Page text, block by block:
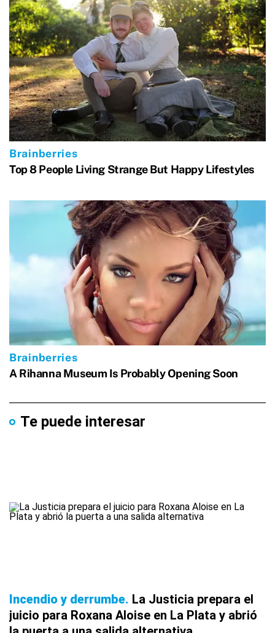
Te puede interesar
Incendio y derrumbe La Justicia prepara el
juicio para Roxana Aloise en La Plata y abrió